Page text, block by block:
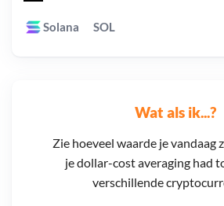
Wat als ik...?
Zie hoeveel waarde je vandaag
je dollar-cost averaging had
verschillende
Solana SOL